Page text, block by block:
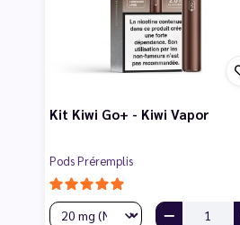
Kit Kiwi Go+ - Kiwi Vapor
Pods Préremplis